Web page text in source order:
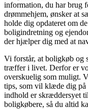
information, du har brug
drømmehjem, ønsker at
holde dig opdateret om
boligindretning og
der hjælper dig med at
Vi forstår, at boligkøb og
træffer i livet. Derfor er
overskuelig som muligt.
tips, som vil klæde dig
indhold er skræddersyet
boligkøbere, så du altid